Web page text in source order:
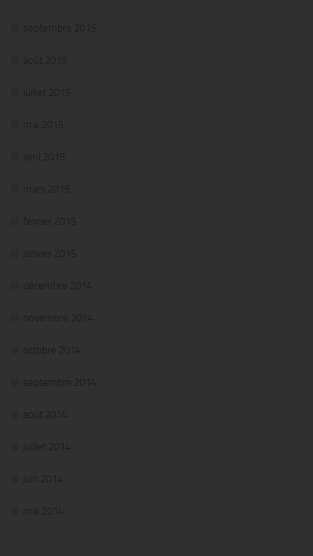
septembre 2015
août 2015
juillet 2015
mai 2015
avril 2015
mars 2015
février 2015
janvier 2015
décembre 2014
novembre 2014
octobre 2014
septembre 2014
août 2014
juillet 2014
juin 2014
mai 2014